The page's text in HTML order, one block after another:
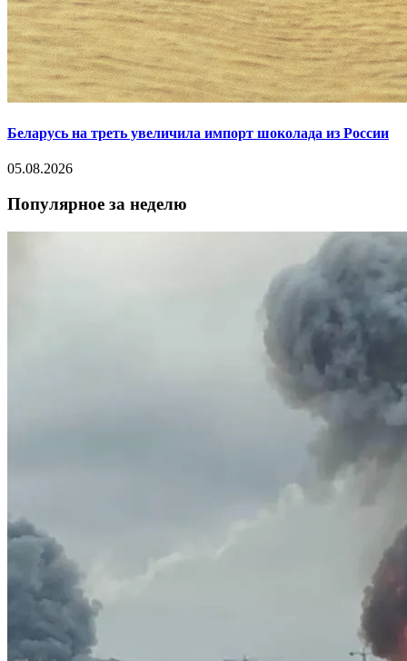
Беларусь на треть увеличила импорт шоколада из России
05.08.2026
Популярное за неделю